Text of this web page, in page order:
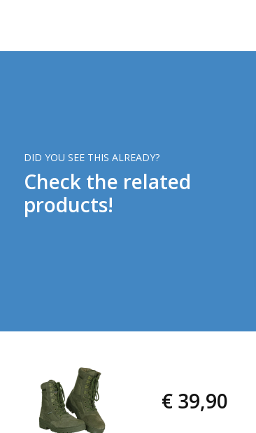
DID YOU SEE THIS ALREADY?
Check the related
products!
€ 39,90